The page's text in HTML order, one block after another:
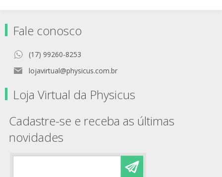
Fale conosco
(17) 99260-8253
lojavirtual@physicus.com.br
Loja Virtual da Physicus
Cadastre-se e receba as últimas
novidades